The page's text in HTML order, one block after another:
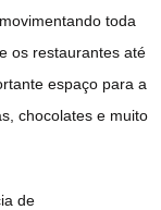
toda
os restaurantes até
espaço para a
chocolates e muito
de